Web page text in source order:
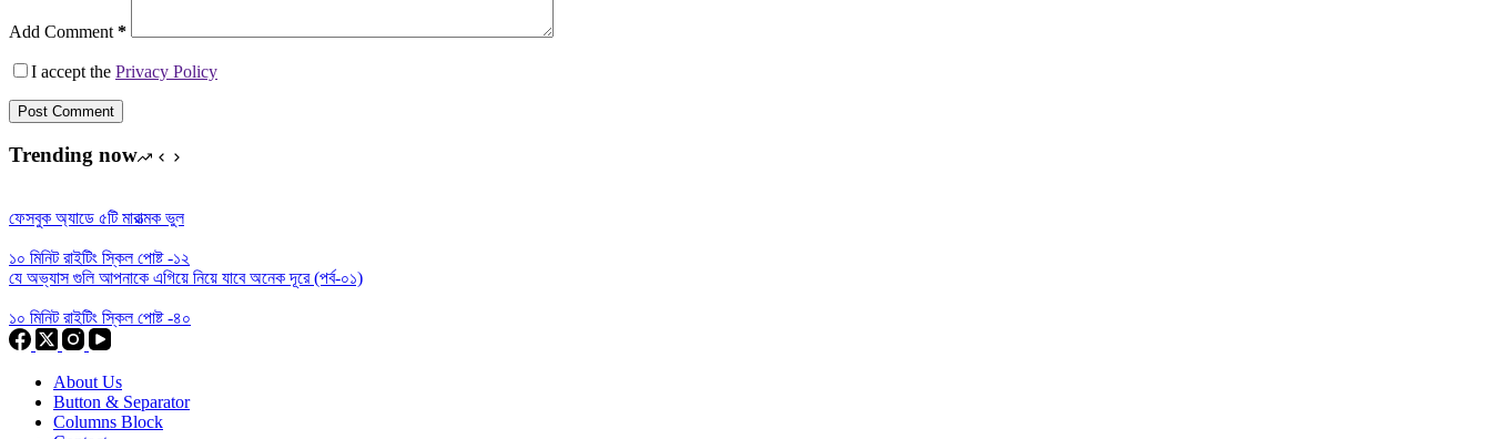
Add Comment *
I accept the Privacy Policy
Post Comment
Trending now
ফেসবুক অ্যাডে ৫টি মারাত্মক ভুল
১০ মিনিট রাইটিং স্কিল পোষ্ট -১২
যে অভ্যাস গুলি আপনাকে এগিয়ে নিয়ে যাবে অনেক দূরে (পর্ব-০১)
১০ মিনিট রাইটিং স্কিল পোষ্ট -৪০
About Us
Button & Separator
Columns Block